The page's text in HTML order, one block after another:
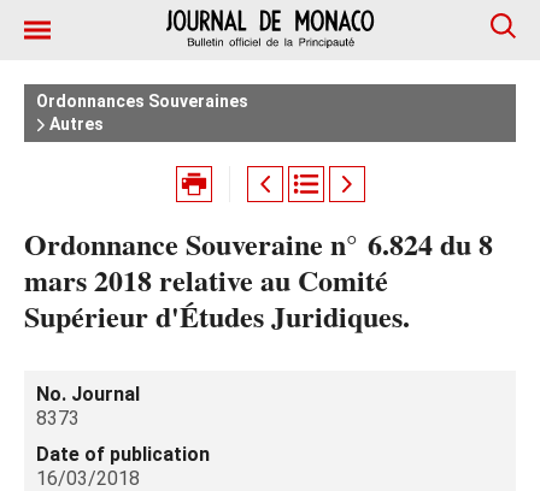
Ordonnances Souveraines
Autres
Ordonnance Souveraine n° 6.824 du 8
mars 2018 relative au Comité
Supérieur d'Études Juridiques.
No. Journal
8373
Date of publication
16/03/2018